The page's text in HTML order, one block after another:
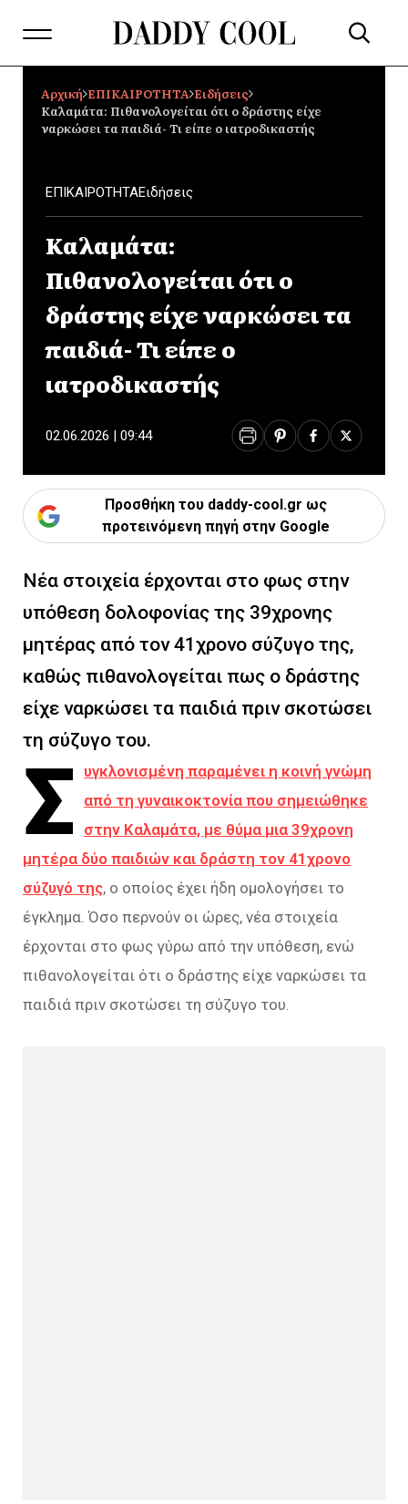
Αρχική ΕΠΙΚΑΙΡΟΤΗΤΑ Ειδήσεις
Καλαμάτα: Πιθανολογείται ότι ο δράστης είχε
ναρκώσει τα παιδιά- Τι είπε ο ιατροδικαστής
ΕΠΙΚΑΙΡΟΤΗΤΑΕιδήσεις
Καλαμάτα:
Πιθανολογείται ότι ο
δράστης είχε ναρκώσει τα
παιδιά- Τι είπε ο
ιατροδικαστής
02.06.2026 | 09:44
Προσθήκη του daddy-cool.gr ως
προτεινόμενη πηγή στην Google
Νέα στοιχεία έρχονται στο φως στην
υπόθεση δολοφονίας της 39χρονης
μητέρας από τον 41χρονο σύζυγο της,
καθώς πιθανολογείται πως ο δράστης
είχε ναρκώσει τα παιδιά πριν σκοτώσει
τη σύζυγο του.
Σ
υγκλονισμένη παραμένει η κοινή γνώμη
από τη γυναικοκτονία που σημειώθηκε
στην Καλαμάτα, με θύμα μια 39χρονη
μητέρα δύο παιδιών και δράστη τον 41χρονο
σύζυγό της, ο οποίος έχει ήδη ομολογήσει το
έγκλημα. Όσο περνούν οι ώρες, νέα στοιχεία
έρχονται στο φως γύρω από την υπόθεση, ενώ
πιθανολογείται ότι ο δράστης είχε ναρκώσει τα
παιδιά πριν σκοτώσει τη σύζυγο του.